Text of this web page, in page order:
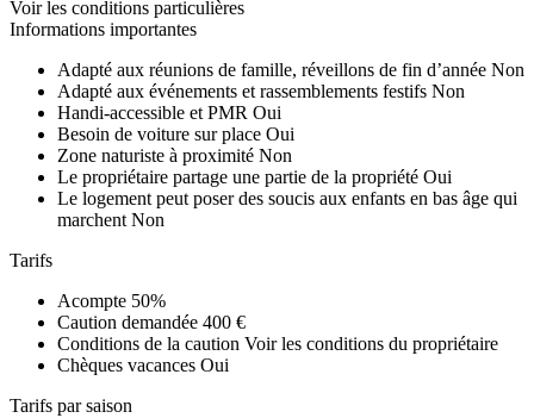
Voir les conditions particulières
Informations importantes
Adapté aux réunions de famille, réveillons de fin d’année Non
Adapté aux événements et rassemblements festifs Non
Handi-accessible et PMR Oui
Besoin de voiture sur place Oui
Zone naturiste à proximité Non
Le propriétaire partage une partie de la propriété Oui
Le logement peut poser des soucis aux enfants en bas âge qui
marchent Non
Tarifs
Acompte 50%
Caution demandée 400 €
Conditions de la caution Voir les conditions du propriétaire
Chèques vacances Oui
Tarifs par saison